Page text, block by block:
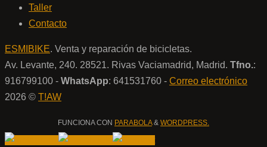
Taller
Contacto
ESMIBIKE. Venta y reparación de bicicletas.
Av. Levante, 240. 28521. Rivas Vaciamadrid, Madrid. Tfno.:
916799100 - WhatsApp: 641531760 - Correo electrónico
2026 © T!AW
FUNCIONA CON PARABOLA& WORDPRESS.